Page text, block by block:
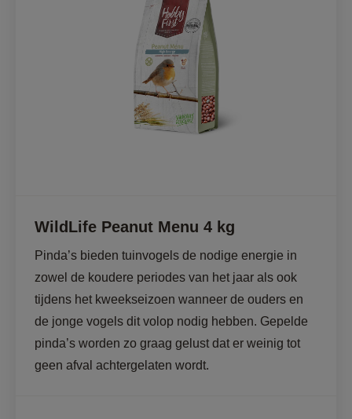
WildLife Peanut Menu 4 kg
Pinda’s bieden tuinvogels de nodige energie in
zowel de koudere periodes van het jaar als ook
tijdens het kweekseizoen wanneer de ouders en
de jonge vogels dit volop nodig hebben. Gepelde
pinda’s worden zo graag gelust dat er weinig tot
geen afval achtergelaten wordt.